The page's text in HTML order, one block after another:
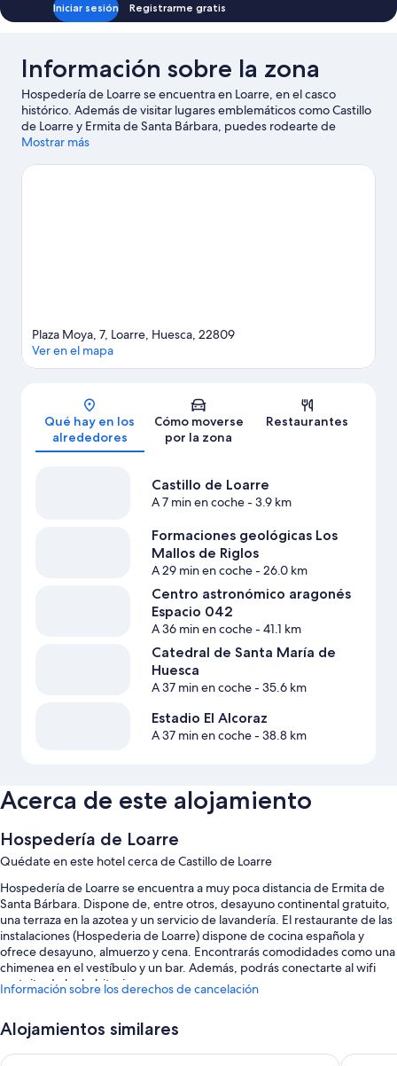
individualesIniciar sesión Registrarme gratis
Información sobre la zona
Hospedería de Loarre se encuentra en Loarre, en el casco
histórico. Además de visitar lugares emblemáticos como Castillo
de Loarre y Ermita de Santa Bárbara, puedes rodearte de
naturaleza en Formaciones geológicas Los Mallos de Riglos. No
para explorar la naturaleza realizando actividades como la
Mostrar más
Mapa
Plaza Moya, 7, Loarre, Huesca, 22809
Ver en el mapa
Qué hay en los
alrededores
Cómo moverse
por la zona
Restaurantes
Castillo de Loarre
A 7 min en coche- 3.9 km
Formaciones geológicas Los
Mallos de Riglos
A 29 min en coche- 26.0 km
Centro astronómico aragonés
Espacio 042
A 36 min en coche- 41.1 km
Catedral de Santa María de
Huesca
A 37 min en coche- 35.6 km
Estadio El Alcoraz
A 37 min en coche- 38.8 km
Acerca de este alojamiento
Hospedería de Loarre
Quédate en este hotel cerca de Castillo de Loarre
Hospedería de Loarre se encuentra a muy poca distancia de Ermita de
Santa Bárbara. Dispone de, entre otros, desayuno continental gratuito,
una terraza en la azotea y un servicio de lavandería. El restaurante de las
instalaciones (Hospederia de Loarre) dispone de cocina española y
ofrece desayuno, almuerzo y cena. Encontrarás comodidades como una
chimenea en el vestíbulo y un bar. Además, podrás conectarte al wifi
gratuito de las habitaciones.
Bicicletas de alquiler, asistencia turística y para la compra de
entradas y una sala de reuniones
Información sobre los derechos de cancelación
Alojamientos similares
Canfranc Estación, A Royal Hideaway Hotel - Gran Lujo
La